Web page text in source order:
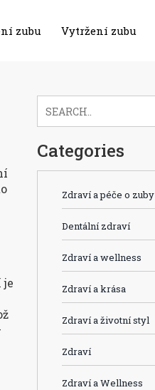
zubu Vytržení zubu
je
Categories
Zdraví a péče o zuby
Dentální zdraví
Zdraví a wellness
Zdraví a krása
Zdraví a životní styl
Zdraví
Zdraví a Wellness